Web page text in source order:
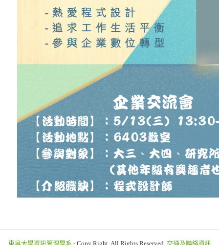
東吳大學資訊管理學系 - Copy Right, All Rights Reserved. 交通及聯絡資訊